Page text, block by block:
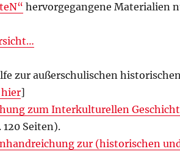
hervorgegangene Materialien
zur außerschulischen
]
zum Interkulturellen
120 Seiten).
zur (historischen